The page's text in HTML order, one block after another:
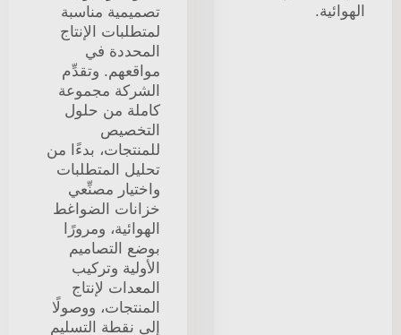
الهوائية.
تصميمية مناسبة
لمتطلبات الإنتاج
المحددة في
مواقعهم. وتقدِّم
الشركة مجموعة
كاملة من حلول
التخصيص
للمنتجات، بدءًا من
تحليل المتطلبات
واختيار مصنِّعي
خزانات الضواغط
الهوائية، ومرورًا
بوضع التصاميم
الأولية وتركيب
المعدات لإنتاج
المنتجات، ووصولًا
إلى نقطة التسليم